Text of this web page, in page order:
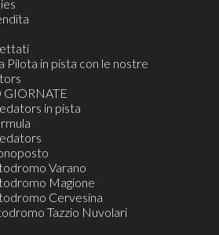
Pilota in pista con le nostre
in pista
Varano
Magione
Cervesina
Tazzio Nuvolari